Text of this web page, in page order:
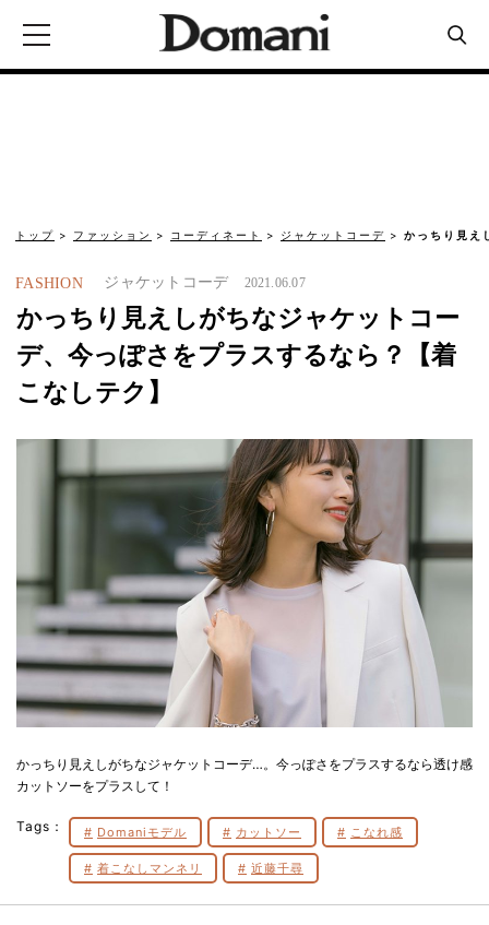
トップ ファッション コーディネート ジャケットコーデ かっちり見え
FASHION ジャケットコーデ 2021.06.07
かっちり見えしがちなジャケットコー
デ、今っぽさをプラスするなら？【着
こなしテク】
かっちり見えしがちなジャケットコーデ…。今っぽさをプラスするなら透け感
カットソーをプラスして！
Tags： Domaniモデル カットソー こなれ感
着こなしマンネリ 近藤千尋